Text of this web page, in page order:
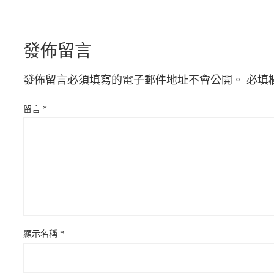
發佈留言
發佈留言必須填寫的電子郵件地址不會公開。 必填
留言 *
顯示名稱 *